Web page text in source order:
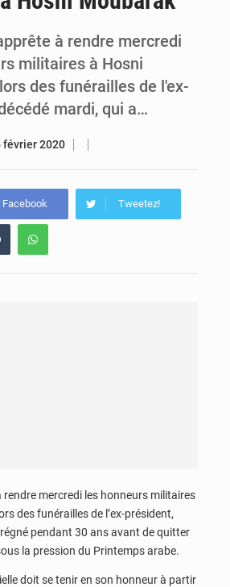
à rendre mercredi
militaires à Hosni
des funérailles de l'ex-
mardi, qui a…
février 2020
Facebook Tweetez!
rendre mercredi les honneurs militaires
des funérailles de l’ex-président,
pendant 30 ans avant de quitter
la pression du Printemps arabe.
doit se tenir en son honneur à partir